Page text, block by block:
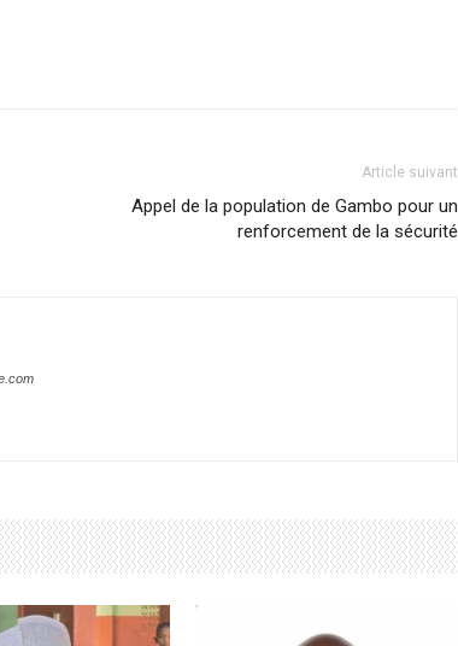
Article suivant
Appel de la population de Gambo pour un
renforcement de la sécurité